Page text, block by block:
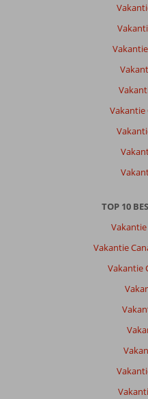
Vakantie
TOP 10
Vakantie
Vakantie